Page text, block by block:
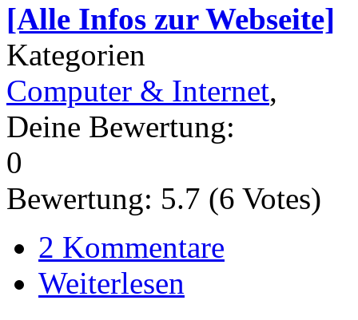
[Alle Infos zur Webseite]
Kategorien
Computer & Internet,
Deine Bewertung:
0
Bewertung: 5.7 (6 Votes)
2 Kommentare
Weiterlesen